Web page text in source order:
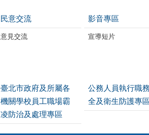
民意交流
意見交流
影音專區
宣導短片
臺北市政府及所屬各
機關學校員工職場霸
凌防治及處理專區
公務人員執行職
全及衛生防護專區